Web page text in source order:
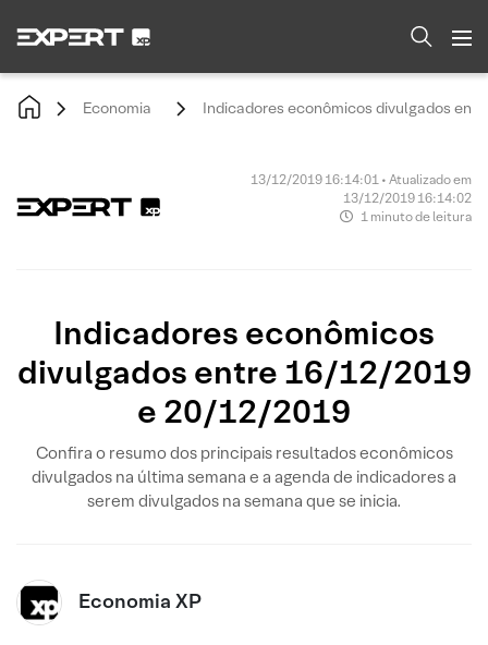
Economia Indicadores econômicos divulgados
13/12/2019 16:14:01 • Atualizado em
13/12/2019 16:14:02
1 minuto de leitura
Indicadores econômicos
divulgados entre 16/12/2019
e 20/12/2019
Confira o resumo dos principais resultados econômicos
divulgados na última semana e a agenda de indicadores a
serem divulgados na semana que se inicia.
Economia XP